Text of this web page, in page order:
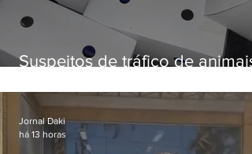
Suspeitos de tráfico de animais
aves
Jornal Daki
há 13 horas